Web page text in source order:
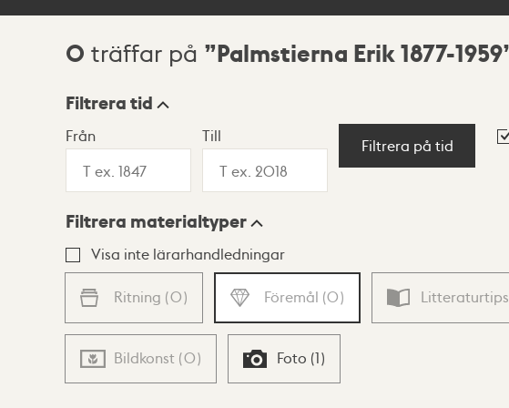
Sökresultat
0 träffar på Palmstierna Erik 1877-1959
Visningsläge
Lista Karta
Filtrera tid
Från Till
Filtrera på tid
Filtrera materialtyper
Visa inte lärarhandledningar
Ritning (0) Föremål (0) Litteraturtips
Bildkonst (0) Foto (1)